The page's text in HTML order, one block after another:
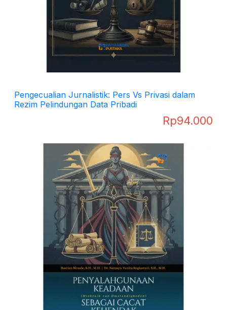
Pengecualian Jurnalistik: Pers Vs Privasi dalam
Rezim Pelindungan Data Pribadi
Rp94.000